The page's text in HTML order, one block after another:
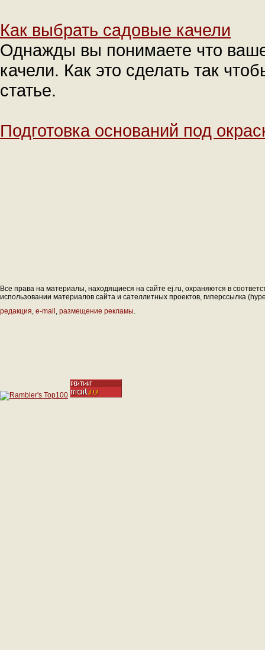
Как выбрать садовые качели
Однажды вы понимаете что
качели. Как это сделать так
статье.
Подготовка оснований под
Все права на материалы, находящиеся на сайте ej.ru, охраняются в
использовании материалов сайта и сателлитных проектов, гиперссылка
редакция, e-mail , размещение рекламы.